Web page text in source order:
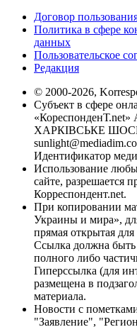
Договор
Политика в сфере
данных
Пользовательское
Редакция
© 2000-2026,
Субъект в сфере
«КореспонденТ.net»
ХАРКІВСЬКЕ ШОСЕ,
Идентификатор
Использование
сайте, разрешается
Корреспондент.net.
При копировании
Украины и мира»,
прямая открытая
Ссылка должна быть
полного либо
Гиперссылка (для
размещена в
материала.
Новости с
"Заявление",